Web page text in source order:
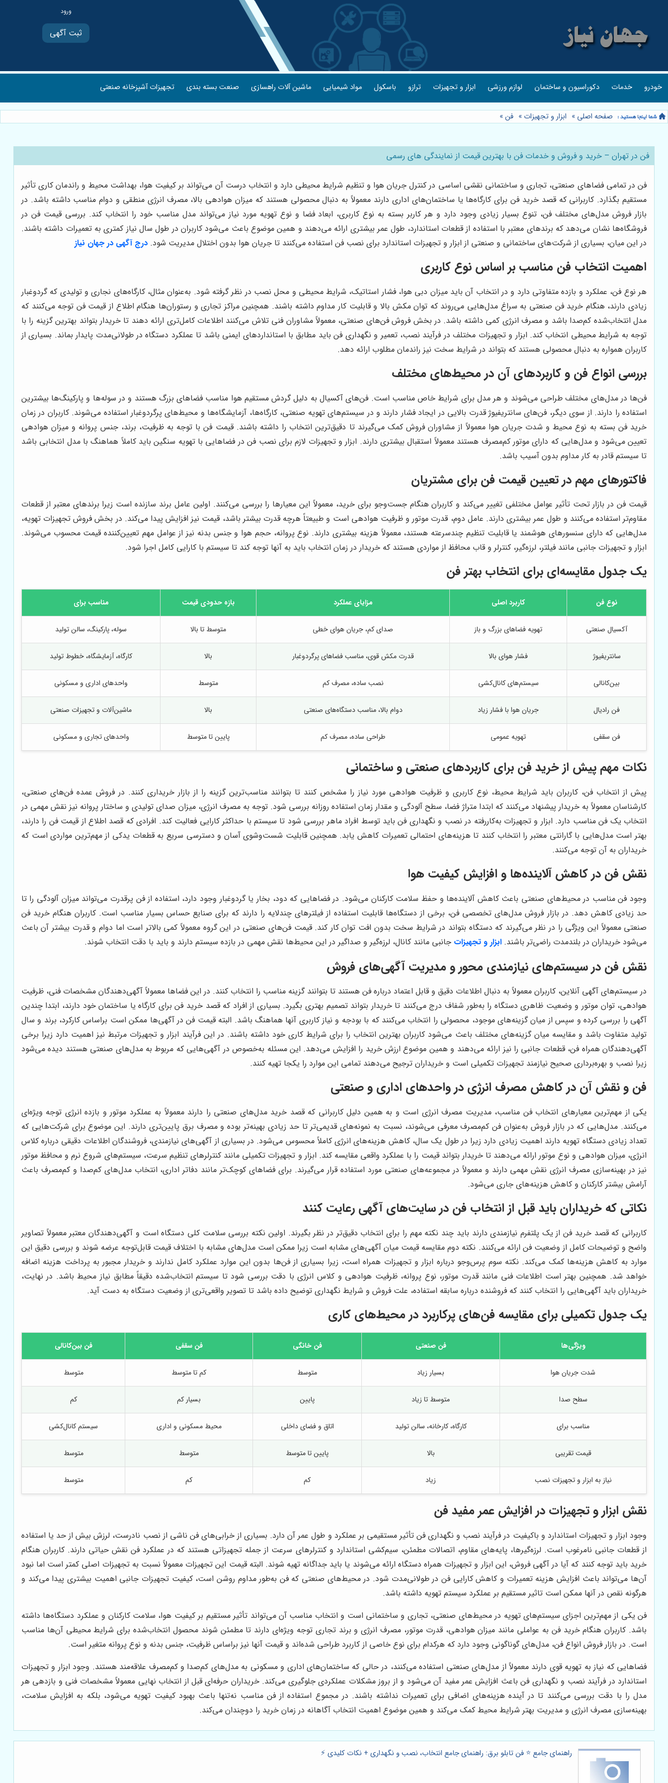
ثبت آگهی
خودرو خدمات دکوراسیون و ساختمان لوازم ورزشی ابزار و تجهیزات ترازو باسکول مواد شیمیایی ماشین آلات راهسازی صنعت بسته بندی تجهیزات آشپزخانه صنعتی
صفحه اصلی » ابزار و تجهیزات » فن»
فن در تهران – خرید و فروش و خدمات فن با بهترین قیمت از نمایندگی های رسمی
فن در تمامی فضاهای صنعتی، تجاری و ساختمانی نقشی اساسی در کنترل جریان هوا و تنظیم شرایط محیطی دارد و انتخاب درست آن می‌تواند بر کیفیت هوا، بهداشت محیط و راندمان کاری تأثیر
مستقیم بگذارد. کاربرانی که قصد خرید فن برای کارگاه‌ها یا ساختمان‌های اداری دارند معمولاً به دنبال محصولی هستند که میزان هوادهی بالا، مصرف انرژی منطقی و دوام مناسب داشته باشد. در
بازار فروش مدل‌های مختلف فن، تنوع بسیار زیادی وجود دارد و هر کاربر بسته به نوع کاربری، ابعاد فضا و نوع تهویه مورد نیاز می‌تواند مدل مناسب خود را انتخاب کند. بررسی قیمت فن در
فروشگاه‌ها نشان می‌دهد که برندهای معتبر با استفاده از قطعات استاندارد، طول عمر بیشتری ارائه می‌دهند و همین موضوع باعث می‌شود کاربران در طول سال نیاز کمتری به تعمیرات داشته باشند.
در این میان، بسیاری از شرکت‌های ساختمانی و صنعتی از ابزار و تجهیزات استاندارد برای نصب فن استفاده می‌کنند تا جریان هوا بدون اختلال مدیریت شود. درج آگهی در جهان نیاز
اهمیت انتخاب فن مناسب بر اساس نوع کاربری
هر نوع فن، عملکرد و بازده متفاوتی دارد و در انتخاب آن باید میزان دبی هوا، فشار استاتیک، شرایط محیطی و محل نصب در نظر گرفته شود. به‌عنوان مثال، کارگاه‌های نجاری و تولیدی که گردوغبار
زیادی دارند، هنگام خرید فن صنعتی به سراغ مدل‌هایی می‌روند که توان مکش بالا و قابلیت کار مداوم داشته باشند. همچنین مراکز تجاری و رستوران‌ها هنگام اطلاع از قیمت فن توجه می‌کنند که
مدل انتخاب‌شده کم‌صدا باشد و مصرف انرژی کمی داشته باشد. در بخش فروش فن‌های صنعتی، معمولاً مشاوران فنی تلاش می‌کنند اطلاعات کامل‌تری ارائه دهند تا خریدار بتواند بهترین گزینه را با
توجه به شرایط محیطی انتخاب کند. ابزار و تجهیزات مختلف در فرآیند نصب، تعمیر و نگهداری فن باید مطابق با استانداردهای ایمنی باشد تا عملکرد دستگاه در طولانی‌مدت پایدار بماند. بسیاری از
کاربران همواره به دنبال محصولی هستند که بتواند در شرایط سخت نیز راندمان مطلوب ارائه دهد.
بررسی انواع فن و کاربردهای آن در محیط‌های مختلف
فن‌ها در مدل‌های مختلف طراحی می‌شوند و هر مدل برای شرایط خاص مناسب است. فن‌های آکسیال به دلیل گردش مستقیم هوا مناسب فضاهای بزرگ هستند و در سوله‌ها و پارکینگ‌ها بیشترین
استفاده را دارند. از سوی دیگر، فن‌های سانتریفیوژ قدرت بالایی در ایجاد فشار دارند و در سیستم‌های تهویه صنعتی، کارگاه‌ها، آزمایشگاه‌ها و محیط‌های پرگردوغبار استفاده می‌شوند. کاربران در زمان
خرید فن بسته به نوع محیط و شدت جریان هوا معمولاً از مشاوران فروش کمک می‌گیرند تا دقیق‌ترین انتخاب را داشته باشند. قیمت فن با توجه به ظرفیت، برند، جنس پروانه و میزان هوادهی
تعیین می‌شود و مدل‌هایی که دارای موتور کم‌مصرف هستند معمولاً استقبال بیشتری دارند. ابزار و تجهیزات لازم برای نصب فن در فضاهایی با تهویه سنگین باید کاملاً هماهنگ با مدل انتخابی باشد
تا سیستم قادر به کار مداوم بدون آسیب باشد.
فاکتورهای مهم در تعیین قیمت فن برای مشتریان
قیمت فن در بازار تحت تأثیر عوامل مختلفی تغییر می‌کند و کاربران هنگام جست‌وجو برای خرید، معمولاً این معیارها را بررسی می‌کنند. اولین عامل برند سازنده است زیرا برندهای معتبر از قطعات
مقاوم‌تر استفاده می‌کنند و طول عمر بیشتری دارند. عامل دوم، قدرت موتور و ظرفیت هوادهی است و طبیعتاً هرچه قدرت بیشتر باشد، قیمت نیز افزایش پیدا می‌کند. در بخش فروش تجهیزات تهویه،
مدل‌هایی که دارای سنسورهای هوشمند یا قابلیت تنظیم چندسرعته هستند، معمولاً هزینه بیشتری دارند. نوع پروانه، حجم هوا و جنس بدنه نیز از عوامل مهم تعیین‌کننده قیمت محسوب می‌شوند.
ابزار و تجهیزات جانبی مانند فیلتر، لرزه‌گیر، کنترلر و قاب محافظ از مواردی هستند که خریدار در زمان انتخاب باید به آنها توجه کند تا سیستم با کارایی کامل اجرا شود.
یک جدول مقایسه‌ای برای انتخاب بهتر فن
نوع فن کاربرد اصلی مزایای عملکرد بازه حدودی قیمت مناسب برای
آکسیال صنعتی تهویه فضاهای بزرگ و باز صدای کم، جریان هوای خطی متوسط تا بالا سوله، پارکینگ، سالن تولید
سانتریفیوژ فشار هوای بالا قدرت مکش قوی، مناسب فضاهای پرگردوغبار بالا کارگاه، آزمایشگاه، خطوط تولید
بین‌کانالی سیستم‌های کانال‌کشی نصب ساده، مصرف کم متوسط واحدهای اداری و مسکونی
فن رادیال جریان هوا با فشار زیاد دوام بالا، مناسب دستگاه‌های صنعتی بالا ماشین‌آلات و تجهیزات صنعتی
فن سقفی تهویه عمومی طراحی ساده، مصرف کم پایین تا متوسط واحدهای تجاری و مسکونی
نکات مهم پیش از خرید فن برای کاربردهای صنعتی و ساختمانی
پیش از انتخاب فن، کاربران باید شرایط محیط، نوع کاربری و ظرفیت هوادهی مورد نیاز را مشخص کنند تا بتوانند مناسب‌ترین گزینه را از بازار خریداری کنند. در فروش عمده فن‌های صنعتی،
کارشناسان معمولاً به خریدار پیشنهاد می‌کنند که ابتدا متراژ فضا، سطح آلودگی و مقدار زمان استفاده روزانه بررسی شود. توجه به مصرف انرژی، میزان صدای تولیدی و ساختار پروانه نیز نقش مهمی در
انتخاب یک فن مناسب دارد. ابزار و تجهیزات به‌کاررفته در نصب و نگهداری فن باید توسط افراد ماهر بررسی شود تا سیستم با حداکثر کارایی فعالیت کند. افرادی که قصد اطلاع از قیمت فن را دارند،
بهتر است مدل‌هایی با گارانتی معتبر را انتخاب کنند تا هزینه‌های احتمالی تعمیرات کاهش یابد. همچنین قابلیت شست‌وشوی آسان و دسترسی سریع به قطعات یدکی از مهم‌ترین مواردی است که
خریداران به آن توجه می‌کنند.
نقش فن در کاهش آلاینده‌ها و افزایش کیفیت هوا
وجود فن مناسب در محیط‌های صنعتی باعث کاهش آلاینده‌ها و حفظ سلامت کارکنان می‌شود. در فضاهایی که دود، بخار یا گردوغبار وجود دارد، استفاده از فن پرقدرت می‌تواند میزان آلودگی را تا
حد زیادی کاهش دهد. در بازار فروش مدل‌های تخصصی فن، برخی از دستگاه‌ها قابلیت استفاده از فیلترهای چندلایه را دارند که برای صنایع حساس بسیار مناسب است. کاربران هنگام خرید فن
صنعتی معمولاً این ویژگی را در نظر می‌گیرند که دستگاه بتواند در شرایط سخت بدون افت توان کار کند. قیمت فن‌های صنعتی در این گروه معمولاً کمی بالاتر است اما دوام و قدرت بیشتر آن باعث
می‌شود خریداران در بلندمدت راضی‌تر باشند. ابزار و تجهیزات جانبی مانند کانال، لرزه‌گیر و صداگیر در این محیط‌ها نقش مهمی در بازده سیستم دارند و باید با دقت انتخاب شوند.
نقش فن در سیستم‌های نیازمندی محور و مدیریت آگهی‌های فروش
در سیستم‌های آگهی آنلاین، کاربران معمولاً به دنبال اطلاعات دقیق و قابل اعتماد درباره فن هستند تا بتوانند گزینه مناسب را انتخاب کنند. در این فضاها معمولاً آگهی‌دهندگان مشخصات فنی، ظرفیت
هوادهی، توان موتور و وضعیت ظاهری دستگاه را به‌طور شفاف درج می‌کنند تا خریدار بتواند تصمیم بهتری بگیرد. بسیاری از افراد که قصد خرید فن برای کارگاه یا ساختمان خود دارند، ابتدا چندین
آگهی را بررسی کرده و سپس از میان گزینه‌های موجود، محصولی را انتخاب می‌کنند که با بودجه و نیاز کاربری آنها هماهنگ باشد. البته قیمت فن در آگهی‌ها ممکن است براساس کارکرد، برند و سال
تولید متفاوت باشد و مقایسه میان گزینه‌های مختلف باعث می‌شود کاربران بهترین انتخاب را برای شرایط کاری خود داشته باشند. در این فرآیند ابزار و تجهیزات مرتبط نیز اهمیت دارد زیرا برخی
آگهی‌دهندگان همراه فن، قطعات جانبی را نیز ارائه می‌دهند و همین موضوع ارزش خرید را افزایش می‌دهد. این مسئله به‌خصوص در آگهی‌هایی که مربوط به مدل‌های صنعتی هستند دیده می‌شود
زیرا نصب و بهره‌برداری صحیح نیازمند تجهیزات تکمیلی است و خریداران ترجیح می‌دهند تمامی این موارد را یکجا تهیه کنند.
فن و نقش آن در کاهش مصرف انرژی در واحدهای اداری و صنعتی
یکی از مهم‌ترین معیارهای انتخاب فن مناسب، مدیریت مصرف انرژی است و به همین دلیل کاربرانی که قصد خرید مدل‌های صنعتی را دارند معمولاً به عملکرد موتور و بازده انرژی توجه ویژه‌ای
می‌کنند. مدل‌هایی که در بازار فروش به‌عنوان فن کم‌مصرف معرفی می‌شوند، نسبت به نمونه‌های قدیمی‌تر تا حد زیادی بهینه‌تر بوده و مصرف برق پایین‌تری دارند. این موضوع برای شرکت‌هایی که
تعداد زیادی دستگاه تهویه دارند اهمیت زیادی دارد زیرا در طول یک سال، کاهش هزینه‌های انرژی کاملاً محسوس می‌شود. در بسیاری از آگهی‌های نیازمندی، فروشندگان اطلاعات دقیقی درباره کلاس
انرژی، میزان هوادهی و نوع موتور ارائه می‌دهند تا خریدار بتواند قیمت را با عملکرد واقعی مقایسه کند. ابزار و تجهیزات تکمیلی مانند کنترلرهای تنظیم سرعت، سیستم‌های شروع نرم و محافظ موتور
نیز در بهینه‌سازی مصرف انرژی نقش مهمی دارند و معمولاً در مجموعه‌های صنعتی مورد استفاده قرار می‌گیرند. برای فضاهای کوچک‌تر مانند دفاتر اداری، انتخاب مدل‌های کم‌صدا و کم‌مصرف باعث
آرامش بیشتر کارکنان و کاهش هزینه‌های جاری می‌شود.
نکاتی که خریداران باید قبل از انتخاب فن در سایت‌های آگهی رعایت کنند
کاربرانی که قصد خرید فن از یک پلتفرم نیازمندی دارند باید چند نکته مهم را برای انتخاب دقیق‌تر در نظر بگیرند. اولین نکته بررسی سلامت کلی دستگاه است و آگهی‌دهندگان معتبر معمولاً تصاویر
واضح و توضیحات کامل از وضعیت فن ارائه می‌کنند. نکته دوم مقایسه قیمت میان آگهی‌های مشابه است زیرا ممکن است مدل‌های مشابه با اختلاف قیمت قابل‌توجه عرضه شوند و بررسی دقیق این
موارد به کاهش هزینه‌ها کمک می‌کند. نکته سوم پرس‌وجو درباره ابزار و تجهیزات همراه است، زیرا بسیاری از فن‌ها بدون این موارد عملکرد کامل ندارند و خریدار مجبور به پرداخت هزینه اضافه
خواهد شد. همچنین بهتر است اطلاعات فنی مانند قدرت موتور، نوع پروانه، ظرفیت هوادهی و کلاس انرژی با دقت بررسی شود تا سیستم انتخاب‌شده دقیقاً مطابق نیاز محیط باشد. در نهایت،
خریداران باید آگهی‌هایی را انتخاب کنند که فروشنده درباره سابقه استفاده، علت فروش و شرایط نگهداری توضیح داده باشد تا تصویر واقعی‌تری از وضعیت دستگاه به دست آید.
یک جدول تکمیلی برای مقایسه فن‌های پرکاربرد در محیط‌های کاری
ویژگی‌ها فن صنعتی فن خانگی فن سقفی فن بین‌کانالی
شدت جریان هوا بسیار زیاد متوسط کم تا متوسط متوسط
سطح صدا متوسط تا زیاد پایین بسیار کم کم
مناسب برای کارگاه، کارخانه، سالن تولید اتاق و فضای داخلی محیط مسکونی و اداری سیستم کانال‌کشی
قیمت تقریبی بالا پایین تا متوسط متوسط متوسط
نیاز به ابزار و تجهیزات نصب زیاد کم کم متوسط
نقش ابزار و تجهیزات در افزایش عمر مفید فن
وجود ابزار و تجهیزات استاندارد و باکیفیت در فرآیند نصب و نگهداری فن تأثیر مستقیمی بر عملکرد و طول عمر آن دارد. بسیاری از خرابی‌های فن ناشی از نصب نادرست، لرزش بیش از حد یا استفاده
از قطعات جانبی نامرغوب است. لرزه‌گیرها، پایه‌های مقاوم، اتصالات مطمئن، سیم‌کشی استاندارد و کنترلرهای سرعت از جمله تجهیزاتی هستند که در عملکرد فن نقش حیاتی دارند. کاربران هنگام
خرید باید توجه کنند که آیا در آگهی فروش، این ابزار و تجهیزات همراه دستگاه ارائه می‌شوند یا باید جداگانه تهیه شوند. البته قیمت این تجهیزات معمولاً نسبت به تجهیزات اصلی کمتر است اما نبود
آن‌ها می‌تواند باعث افزایش هزینه تعمیرات و کاهش کارایی فن در طولانی‌مدت شود. در محیط‌های صنعتی که فن به‌طور مداوم روشن است، کیفیت تجهیزات جانبی اهمیت بیشتری پیدا می‌کند و
هرگونه نقص در آنها ممکن است تاثیر مستقیم بر عملکرد سیستم تهویه داشته باشد.
فن یکی از مهم‌ترین اجزای سیستم‌های تهویه در محیط‌های صنعتی، تجاری و ساختمانی است و انتخاب مناسب آن می‌تواند تأثیر مستقیم بر کیفیت هوا، سلامت کارکنان و عملکرد دستگاه‌ها داشته
باشد. کاربران هنگام خرید فن به عواملی مانند میزان هوادهی، قدرت موتور، مصرف انرژی و برند تجاری توجه ویژه‌ای دارند تا مطمئن شوند محصول انتخاب‌شده برای شرایط محیطی آن‌ها مناسب
است. در بازار فروش انواع فن، مدل‌های گوناگونی وجود دارد که هرکدام برای نوع خاصی از کاربرد طراحی شده‌اند و قیمت آنها نیز براساس ظرفیت، جنس بدنه و نوع پروانه متغیر است.
فضاهایی که نیاز به تهویه قوی دارند معمولاً از مدل‌های صنعتی استفاده می‌کنند، در حالی که ساختمان‌های اداری و مسکونی به مدل‌های کم‌صدا و کم‌مصرف علاقه‌مند هستند. وجود ابزار و تجهیزات
استاندارد در فرآیند نصب و نگهداری فن باعث افزایش عمر مفید آن می‌شود و از بروز مشکلات عملکردی جلوگیری می‌کند. خریداران حرفه‌ای قبل از انتخاب نهایی معمولاً مشخصات فنی و بازدهی هر
مدل را با دقت بررسی می‌کنند تا در آینده هزینه‌های اضافی برای تعمیرات نداشته باشند. در مجموع استفاده از فن مناسب نه‌تنها باعث بهبود کیفیت تهویه می‌شود، بلکه به افزایش سلامت،
بهینه‌سازی مصرف انرژی و مدیریت بهتر شرایط محیط کمک می‌کند و همین موضوع اهمیت انتخاب آگاهانه در زمان خرید را دوچندان می‌کند.
راهنمای جامع ⭐️ فن تابلو برق: راهنمای جامع انتخاب، نصب و نگهداری + نکات کلیدی ⚡️